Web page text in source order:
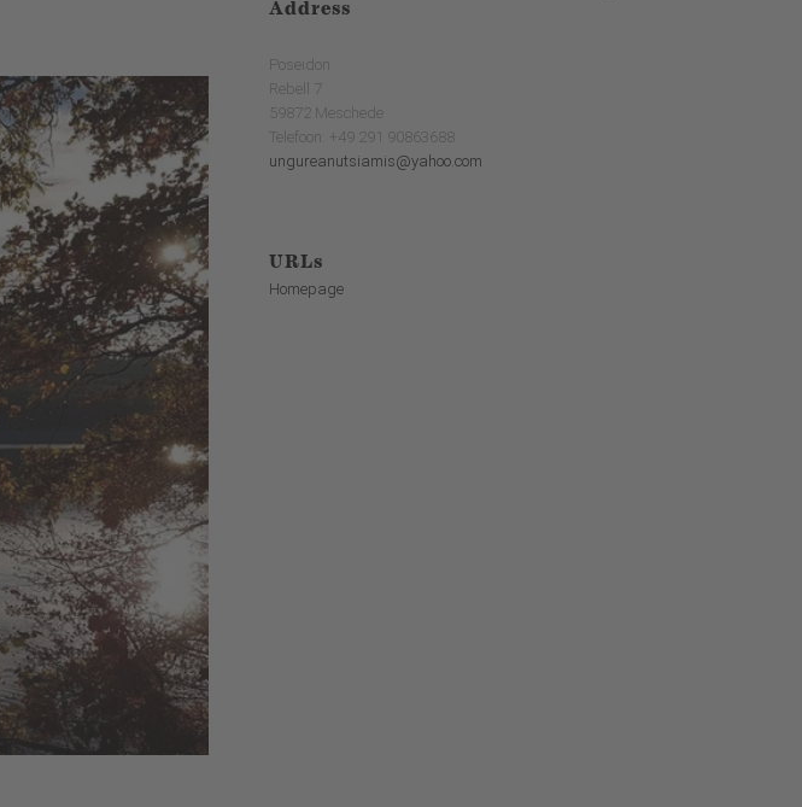
Address
Poseidon
Rebell 7
59872 Meschede
Telefoon: +49 291 90863688
ungureanutsiamis@yahoo.com
URLs
Homepage